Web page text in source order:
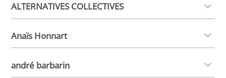
ALTERNATIVES COLLECTIVES
Anaïs Honnart
andré barbarin